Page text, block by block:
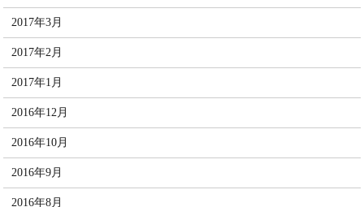
2017年3月
2017年2月
2017年1月
2016年12月
2016年10月
2016年9月
2016年8月